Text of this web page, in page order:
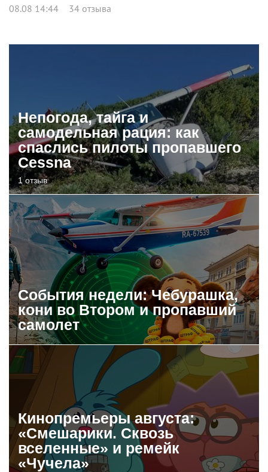
08.08 14:44 34 отзыва
Непогода, тайга и
самодельная рация: как
спаслись пилоты пропавшего
Cessna
1 отзыв
События недели: Чебурашка,
кони во Втором и пропавший
самолет
Кинопремьеры августа:
«Смешарики. Сквозь
вселенные» и ремейк
«Чучела»